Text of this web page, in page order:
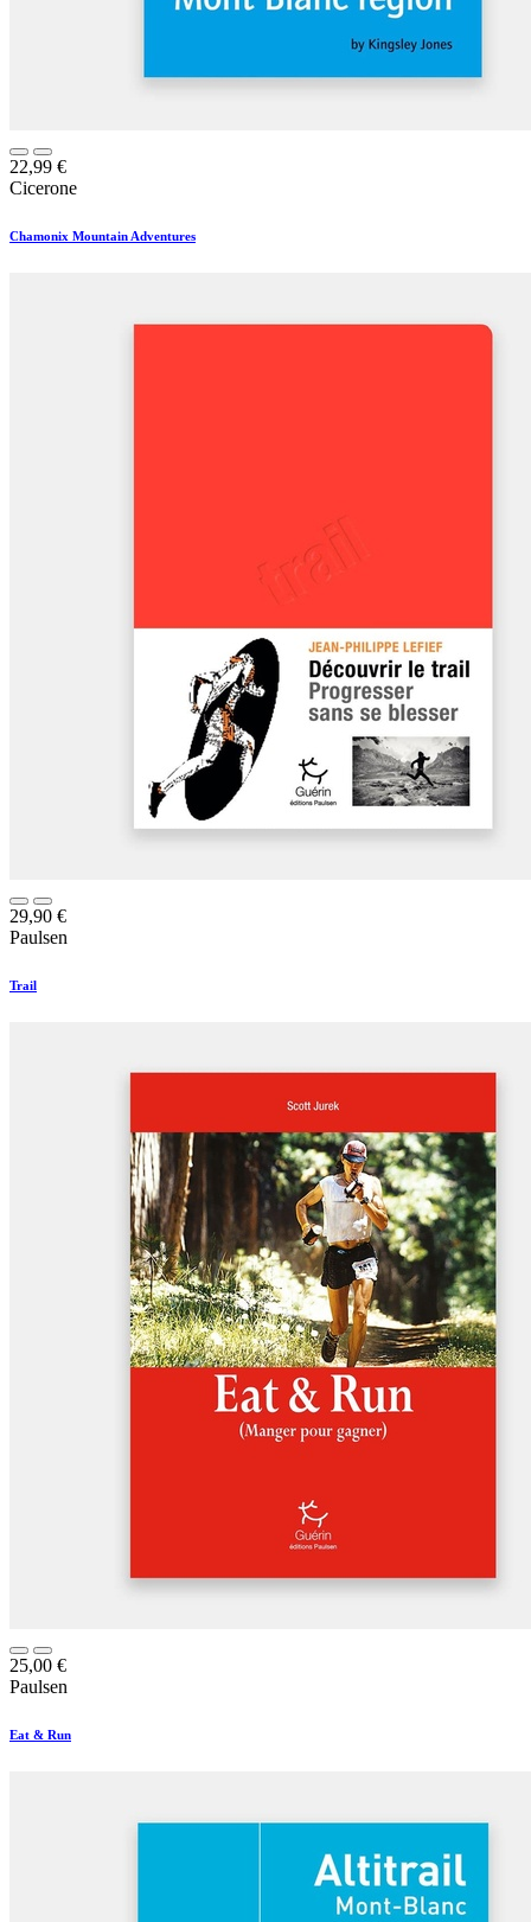
22,99 €
Cicerone
Chamonix Mountain Adventures
29,90 €
Paulsen
Trail
25,00 €
Paulsen
Eat & Run